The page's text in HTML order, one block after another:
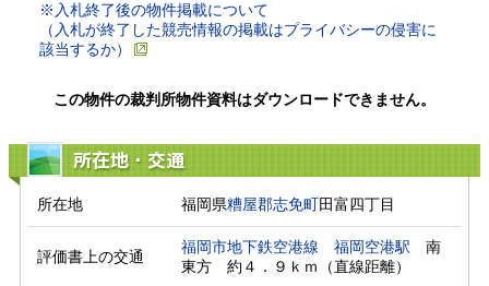
※入札終了後の物件掲載について
（入札が終了した競売情報の掲載はプライバシーの侵害に
該当するか）
この物件の裁判所物件資料はダウンロードできません。
所在地・交通
所在地 福岡県糟屋郡志免町田富四丁目
評価書上の交通
福岡市地下鉄空港線 福岡空港駅 南
東方　約４．９ｋｍ（直線距離）